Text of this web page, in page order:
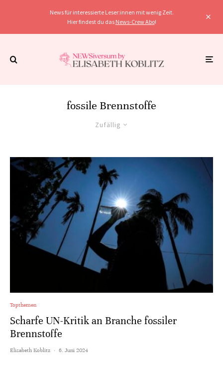
News für interessierte Leser:innen mit wenig Zeit.
Hier findest du das News-Crew Abo!
fossile Brennstoffe
Zufällig
Topthemen
Scharfe UN-Kritik an Branche fossiler
Brennstoffe
Elisabeth Koblitz · 6. Juni 2024